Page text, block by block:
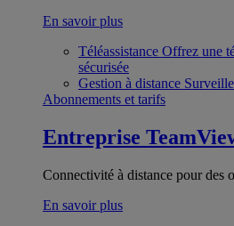
En savoir plus
Téléassistance Offrez une
sécurisée
Gestion à distance
Abonnements et tarifs
Entreprise
Connectivité à distance pour des
En savoir plus